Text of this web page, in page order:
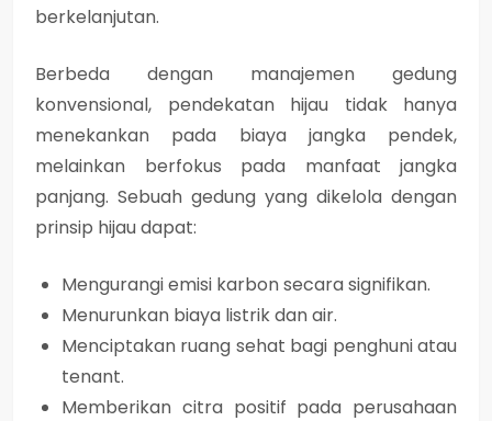
berkelanjutan.
Berbeda dengan manajemen gedung
konvensional, pendekatan hijau tidak hanya
menekankan pada biaya jangka pendek,
melainkan berfokus pada manfaat jangka
panjang. Sebuah gedung yang dikelola dengan
prinsip hijau dapat:
Mengurangi emisi karbon secara signifikan.
Menurunkan biaya listrik dan air.
Menciptakan ruang sehat bagi penghuni atau
tenant.
Memberikan citra positif pada perusahaan